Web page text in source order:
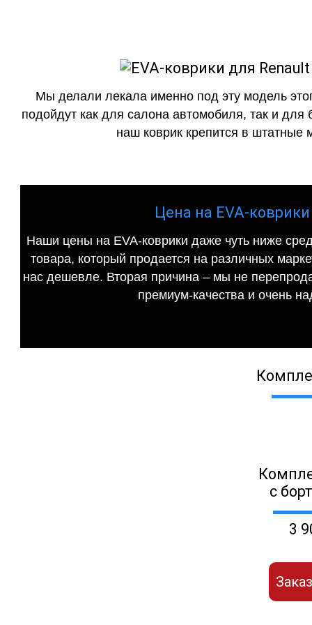
Мы делали лекала именно под эту модель
подойдут как для салона автомобиля, так и для
наш коврик крепится в штатные
Цена на EVA-
Наши цены на EVA-коврики даже чуть ниже
товара, который продается на различных
нас дешевле. Вторая причина – мы не
премиум-качества и очень
с
3